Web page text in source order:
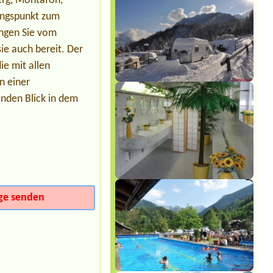
Sonnencamp
am Gösselsdorfer See
zum
Sie vom
auch bereit. Der
mit allen
einer
Blick in dem
senden